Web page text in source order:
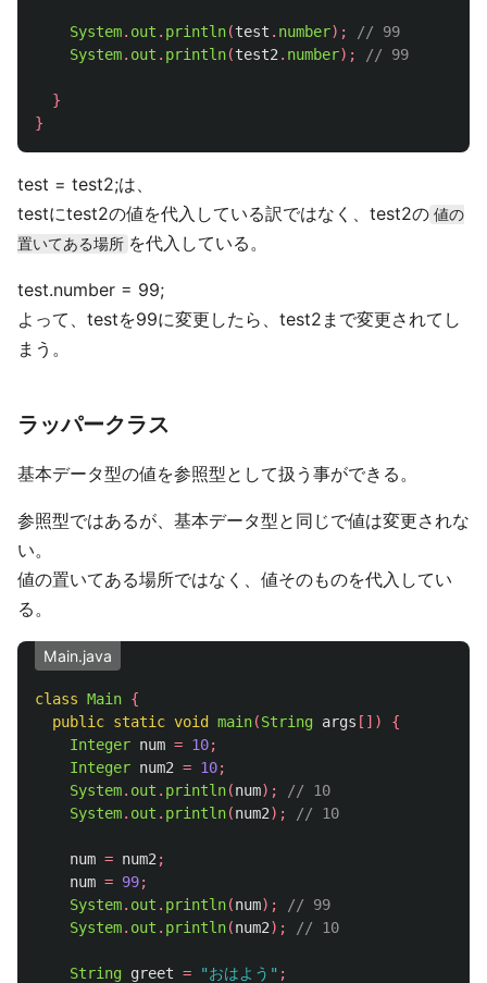
System. out . println(test . number);
// 99
System. out . println(test2 . number); // 99
}
}
test = test2;は、
testにtest2の値を代入している訳ではなく、test2の 値の
置いてある場所 を代入している。
test.number = 99;
よって、testを99に変更したら、test2まで変更されてし
まう。
ラッパークラス
基本データ型の値を参照型として扱う事ができる。
参照型ではあるが、基本データ型と同じで値は変更されな
い。
値の置いてある場所ではなく、値そのものを代入してい
る。
Main.java
class Main {
public static void main(String args [])
{
Integer num = 10;
Integer num2 = 10;
System. out . println(num);
// 10
System. out . println(num2); // 10
num = num2 ;
num = 99;
System. out . println(num);
// 99
System. out . println(num2); // 10
String greet = "おはよう" ;